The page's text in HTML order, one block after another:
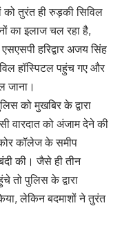
को तुरंत ही रुड़की सिविल
का इलाज चल रहा है,
हरिद्वार अजय सिंह
हॉस्पिटल पहुंच गए और
जाना।
को मुखबिर के द्वारा
वारदात को अंजाम देने की
कॉलेज के समीप
की। जैसे ही तीन
तो पुलिस के द्वारा
लेकिन बदमाशों ने तुरंत